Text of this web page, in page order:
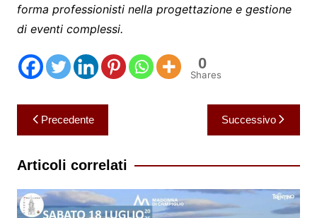
forma professionisti nella progettazione e gestione
di eventi complessi.
0
Shares
Navigazione
articoli
Precedente Successivo
Articoli correlati